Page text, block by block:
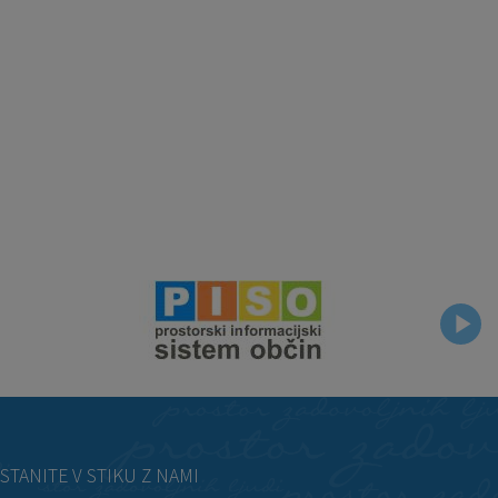
V STIKU Z NAMI